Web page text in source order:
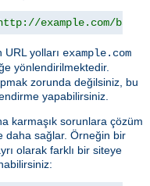
example.com/bar/"
URL yolları example.com
yönlendirilmektedir.
zorunda değilsiniz, bu
yapabilirsiniz.
karmaşık sorunlara çözüm
daha sağlar. Örneğin bir
olarak farklı bir siteye